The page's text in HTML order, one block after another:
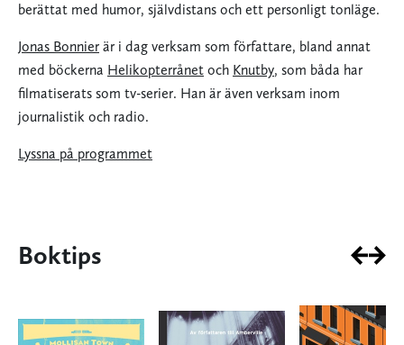
berättat med humor, självdistans och ett personligt tonläge.
Jonas Bonnier är i dag verksam som författare, bland annat
med böckerna Helikopterrånet och Knutby, som båda har
filmatiserats som tv-serier. Han är även verksam inom
journalistik och radio.
Lyssna på programmet
Boktips